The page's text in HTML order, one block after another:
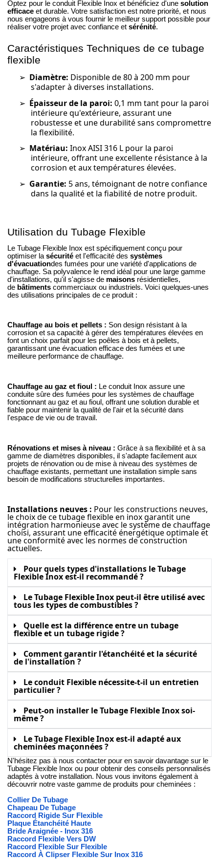
Optez pour le conduit Flexible Inox et bénéficiez d'une solution
efficace et durable. Votre satisfaction est notre priorité, et nous
nous engageons à vous fournir le meilleur support possible pour
réaliser votre projet avec confiance et sérénité.
Caractéristiques Techniques de ce tubage
flexible
➢ Diamètre: Disponible de 80 à 200 mm pour
s'adapter à diverses installations.
➢ Épaisseur de la paroi: 0,1 mm tant pour la paroi
intérieure qu'extérieure, assurant une
robustesse et une durabilité sans compromettre
la flexibilité.
➢ Matériau: Inox AISI 316 L pour la paroi
intérieure, offrant une excellente résistance à la
corrosion et aux températures élevées.
➢ Garantie: 5 ans, témoignant de notre confiance
dans la qualité et la fiabilité de notre produit.
Utilisation du Tubage Flexible
Le Tubage Flexible Inox est spécifiquement conçu pour
optimiser la sécurité et l'efficacité des systèmes
d'évacuationdes fumées pour une variété d'applications de
chauffage. Sa polyvalence le rend idéal pour une large gamme
d'installations, qu'il s'agisse de maisons résidentielles,
de bâtiments commerciaux ou industriels. Voici quelques-unes
des utilisations principales de ce produit :
Chauffage au bois et pellets : Son design résistant à la
corrosion et sa capacité à gérer des températures élevées en
font un choix parfait pour les poêles à bois et à pellets,
garantissant une évacuation efficace des fumées et une
meilleure performance de chauffage.
Chauffage au gaz et fioul : Le conduit Inox assure une
conduite sûre des fumées pour les systèmes de chauffage
fonctionnant au gaz et au fioul, offrant une solution durable et
fiable pour maintenir la qualité de l'air et la sécurité dans
l'espace de vie ou de travail.
Rénovations et mises à niveau : Grâce à sa flexibilité et à sa
gamme de diamètres disponibles, il s'adapte facilement aux
projets de rénovation ou de mise à niveau des systèmes de
chauffage existants, permettant une installation simple sans
besoin de modifications structurelles importantes.
Installations neuves : Pour les constructions neuves,
le choix de ce tubage flexible en inox garantit une
intégration harmonieuse avec le système de chauffage
choisi, assurant une efficacité énergétique optimale et
une conformité avec les normes de construction
actuelles.
Pour quels types d'installations le Tubage
Flexible Inox est-il recommandé ?
Le Tubage Flexible Inox peut-il être utilisé avec
tous les types de combustibles ?
Quelle est la différence entre un tubage
flexible et un tubage rigide ?
Comment garantir l'étanchéité et la sécurité
de l'installation ?
Le conduit Flexible nécessite-t-il un entretien
particulier ?
Peut-on installer le Tubage Flexible Inox soi-
même ?
Le Tubage Flexible Inox est-il adapté aux
cheminées maçonnées ?
N'hésitez pas à nous contacter pour en savoir davantage sur le
Tubage Flexible Inox ou pour obtenir des conseils personnalisés
adaptés à votre installation. Nous vous invitons également à
découvrir notre vaste gamme de produits pour cheminées :
Collier De Tubage
Chapeau De Tubage
Raccord Rigide Sur Flexible
Plaque Étanchéité Haute
Bride Araignée - Inox 316
Raccord Flexible Vers DW
Raccord Flexible Sur Flexible
Raccord À Clipser Flexible Sur Inox 316